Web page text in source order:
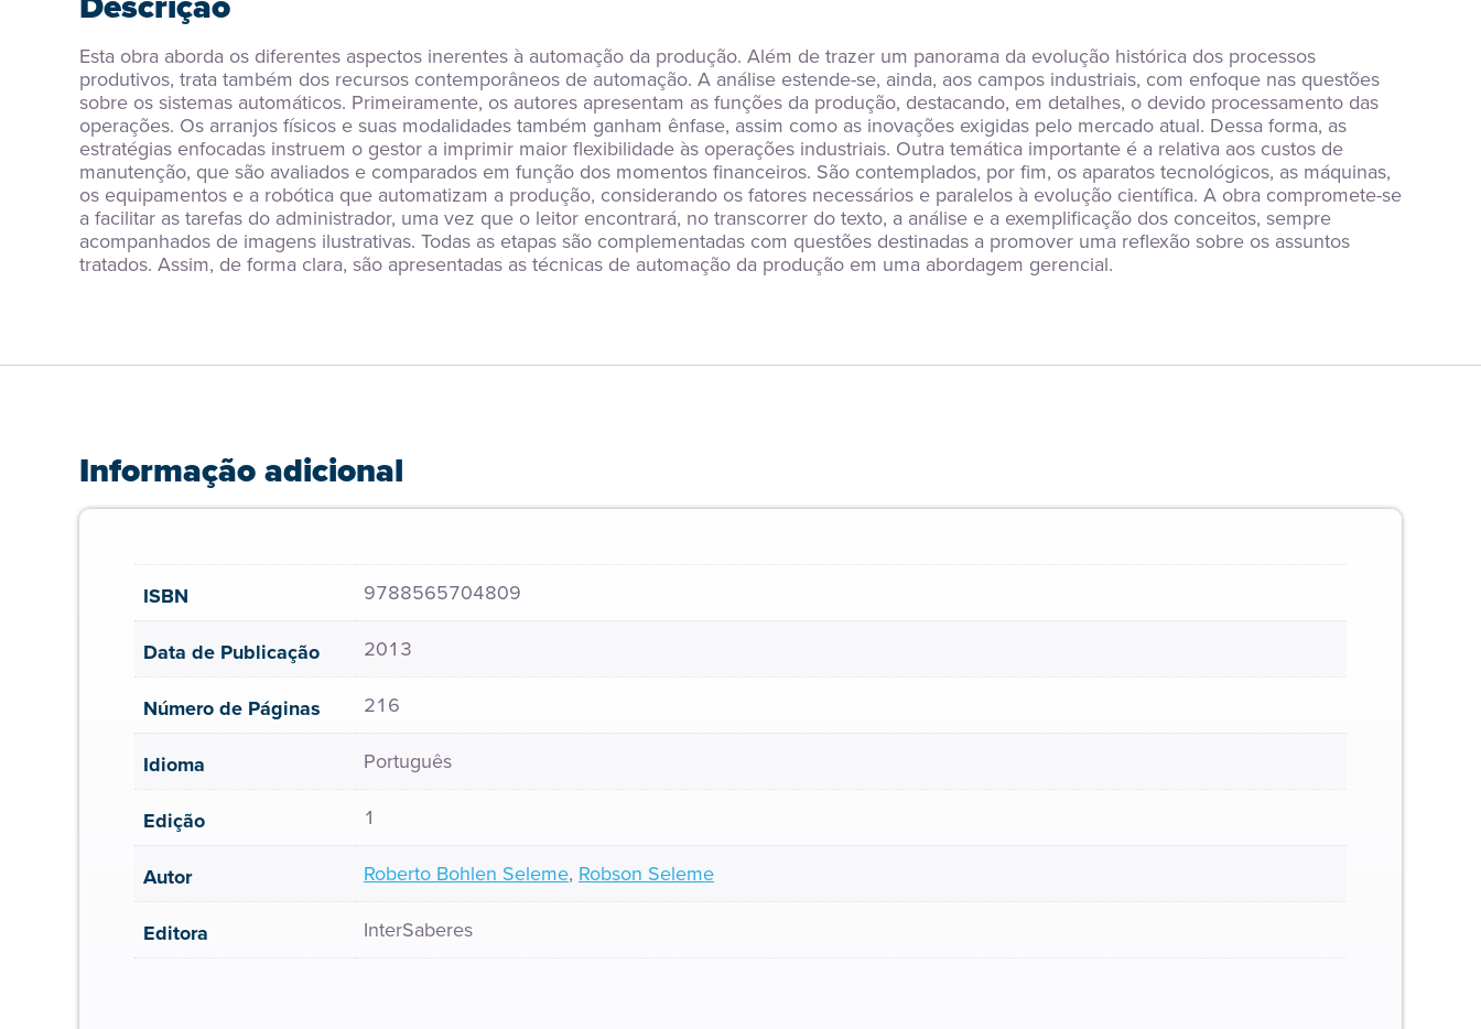
Esta obra aborda os diferentes aspectos inerentes à automação da produção. Além de trazer um panorama da evolução histórica dos processos
produtivos, trata também dos recursos contemporâneos de automação. A análise estende-se, ainda, aos campos industriais, com enfoque nas questões
sobre os sistemas automáticos. Primeiramente, os autores apresentam as funções da produção, destacando, em detalhes, o devido processamento das
operações. Os arranjos físicos e suas modalidades também ganham ênfase, assim como as inovações exigidas pelo mercado atual. Dessa forma, as
estratégias enfocadas instruem o gestor a imprimir maior flexibilidade às operações industriais. Outra temática importante é a relativa aos custos de
manutenção, que são avaliados e comparados em função dos momentos financeiros. São contemplados, por fim, os aparatos tecnológicos, as máquinas,
os equipamentos e a robótica que automatizam a produção, considerando os fatores necessários e paralelos à evolução científica. A obra compromete-se
a facilitar as tarefas do administrador, uma vez que o leitor encontrará, no transcorrer do texto, a análise e a exemplificação dos conceitos, sempre
acompanhados de imagens ilustrativas. Todas as etapas são complementadas com questões destinadas a promover uma reflexão sobre os assuntos
tratados. Assim, de forma clara, são apresentadas as técnicas de automação da produção em uma abordagem gerencial.
Informação adicional
ISBN 9788565704809
Data de Publicação 2013
Número de Páginas 216
Idioma Português
Edição 1
Autor Roberto Bohlen Seleme, Robson Seleme
Editora InterSaberes